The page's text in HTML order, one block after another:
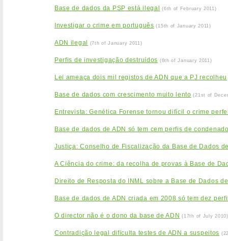
Base de dados da PSP está ilegal (6th of February 2011)
Investigar o crime em português (15th of January 2011)
ADN ilegal (7th of January 2011)
Perfis de investigação destruídos (6th of January 2011)
Lei ameaça dois mil registos de ADN que a PJ recolheu
Base de dados com crescimento muito lento (21st of
Entrevista: Genética Forense tornou difícil o crime
Base de dados de ADN só tem cem perfis de
Justiça: Conselho de Fiscalização da Base de Dados
A Ciência do crime: da recolha de provas à Base de
Direito de Resposta do INML sobre a Base de Dados
Base de dados de ADN criada em 2008 só tem dez
O director não é o dono da base de ADN (17th of July 2010)
Contradição legal dificulta testes de ADN a suspeitos